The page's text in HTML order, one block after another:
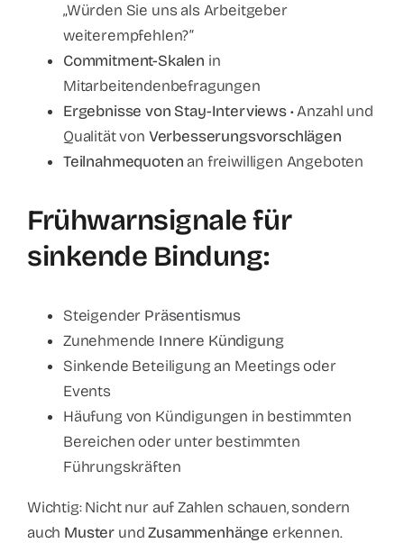
„Würden Sie uns als Arbeitgeber
weiterempfehlen?“
Commitment-Skalen in
Mitarbeitendenbefragungen
Ergebnisse von Stay-Interviews• Anzahl und
Qualität von Verbesserungsvorschlägen
Teilnahmequoten an freiwilligen Angeboten
Frühwarnsignale für
sinkende Bindung:
Steigender Präsentismus
Zunehmende Innere Kündigung
Sinkende Beteiligung an Meetings oder
Events
Häufung von Kündigungen in bestimmten
Bereichen oder unter bestimmten
Führungskräften
Wichtig: Nicht nur auf Zahlen schauen, sondern
auch Muster undZusammenhänge erkennen.